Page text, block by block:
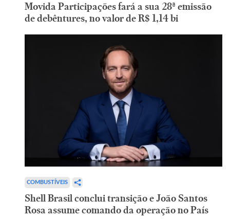
Movida Participações fará a sua 28ª emissão
de debêntures, no valor de R$ 1,14 bi
COMBUSTÍVEIS
Shell Brasil conclui transição e João Santos
Rosa assume comando da operação no País